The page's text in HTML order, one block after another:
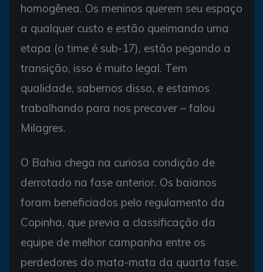
homogênea. Os meninos querem seu espaço
a qualquer custo e estão queimando uma
etapa (o time é sub-17), estão pegando a
transição, isso é muito legal. Tem
qualidade, sabemos disso, e estamos
trabalhando para nos precaver – falou
Milagres.
O Bahia chega na curiosa condição de
derrotado na fase anterior. Os baianos
foram beneficiados pelo regulamento da
Copinha, que previa a classificação da
equipe de melhor campanha entre os
perdedores do mata-mata da quarta fase.